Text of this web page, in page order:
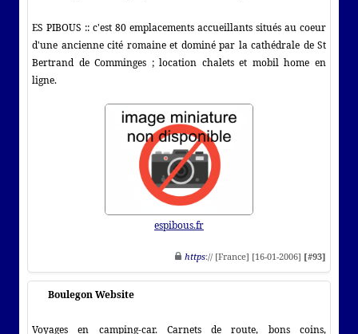
ES PIBOUS :: c'est 80 emplacements accueillants situés au coeur
d'une ancienne cité romaine et dominé par la cathédrale de St
Bertrand de Comminges ; location chalets et mobil home en
ligne.
espibous.fr
https:// [France] [16-01-2006] [#93]
Boulegon Website
Voyages en camping-car. Carnets de route, bons coins,